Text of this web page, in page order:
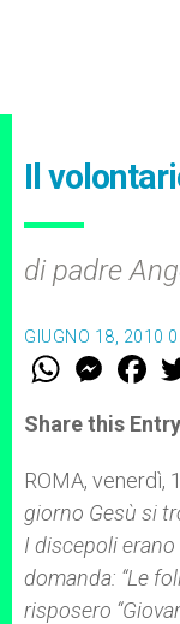
Il
di padre
GIUGNO 18, 2010
W
t
s
p
p
M
e
s
e
g
e
r
F
a
e
b
o
k
Share this Entry
ROMA, venerdì,
giorno Gesù si
I discepoli
domanda: “Le
risposero